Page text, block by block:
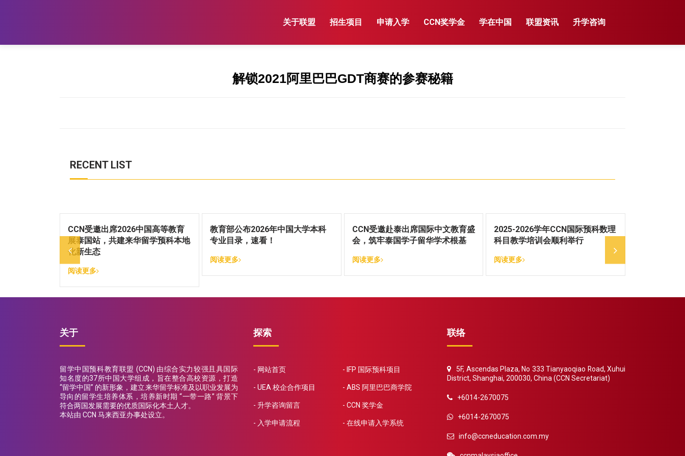
关于联盟 招生项目 申请入学 CCN奖学金 学在中国 联盟资讯 升学咨询
解锁2021阿里巴巴GDT商赛的参赛秘籍
RECENT LIST
CCN受邀出席2026中国高等教育
展泰国站，共建来华留学预科本地
化新生态
阅读更多
教育部公布2026年中国大学本科
专业目录，速看！
阅读更多
CCN受邀赴泰出席国际中文教育盛
会，筑牢泰国学子留华学术根基
阅读更多
2025-2026学年CCN国际预科数理
科目教学培训会顺利举行
阅读更多
关于
留学中国预科教育联盟 (CCN) 由综合实力较强且具国际
知名度的37所中国大学组成，旨在整合高校资源，打造
“留学中国” 的新形象，建立来华留学标准及以职业发展为
导向的留学生培养体系，培养新时期 “一带一路” 背景下
符合两国发展需要的优质国际化本土人才。
本站由 CCN 马来西亚办事处设立。
探索
网站首页 IFP 国际预科项目
UEA 校企合作项目 ABS 阿里巴巴商学院
升学咨询留言 CCN 奖学金
入学申请流程 在线申请入学系统
联络
5F, Ascendas Plaza, No 333 Tianyaoqiao Road, Xuhui
District, Shanghai, 200030, China (CCN Secretariat)
+6014-2670075
+6014-2670075
info@ccneducation.com.my